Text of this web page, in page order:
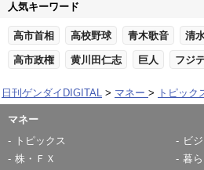
人気キーワード
高市首相 高校野球 青木歌音 清
高市政権 黄川田仁志 巨人 フジ
日刊ゲンダイDIGITAL マネー トピック
マネー
トピックス
ビ
株・ＦＸ
暮